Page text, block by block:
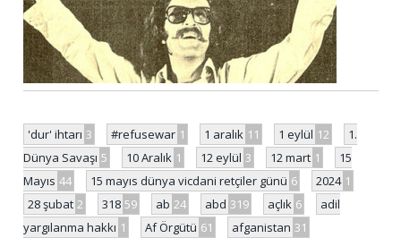
'dur' ihtarı 3 #refusewar 1 1 aralık 11 1 eylül 12
1.
Dünya Savaşı 5 10 Aralık 1 12 eylül 3 12 mart 1
15
Mayıs 44 15 mayıs dünya vicdani retçiler günü 6 2024 1
28 şubat 2 318 59 ab 24 abd 319 açlık 6
adil
yargılanma hakkı 1 Af Örgütü 61 afganistan 31